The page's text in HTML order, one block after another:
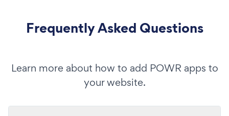
Frequently Asked Questions
Learn more about how to add POWR apps to
your website.